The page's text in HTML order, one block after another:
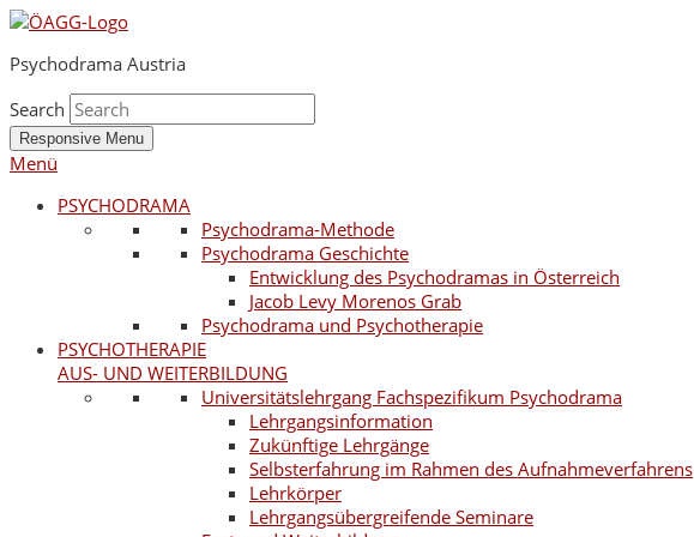
Psychodrama Austria
Search
Responsive Menu
Menü
PSYCHODRAMA
Psychodrama-Methode
Psychodrama Geschichte
Entwicklung des Psychodramas in Österreich
Jacob Levy Morenos Grab
Psychodrama und Psychotherapie
PSYCHOTHERAPIE
AUS- UND WEITERBILDUNG
Universitätslehrgang Fachspezifikum Psychodrama
Lehrgangsinformation
Zukünftige Lehrgänge
Selbsterfahrung im Rahmen des Aufnahmeverfahrens
Lehrkörper
Lehrgangsübergreifende Seminare